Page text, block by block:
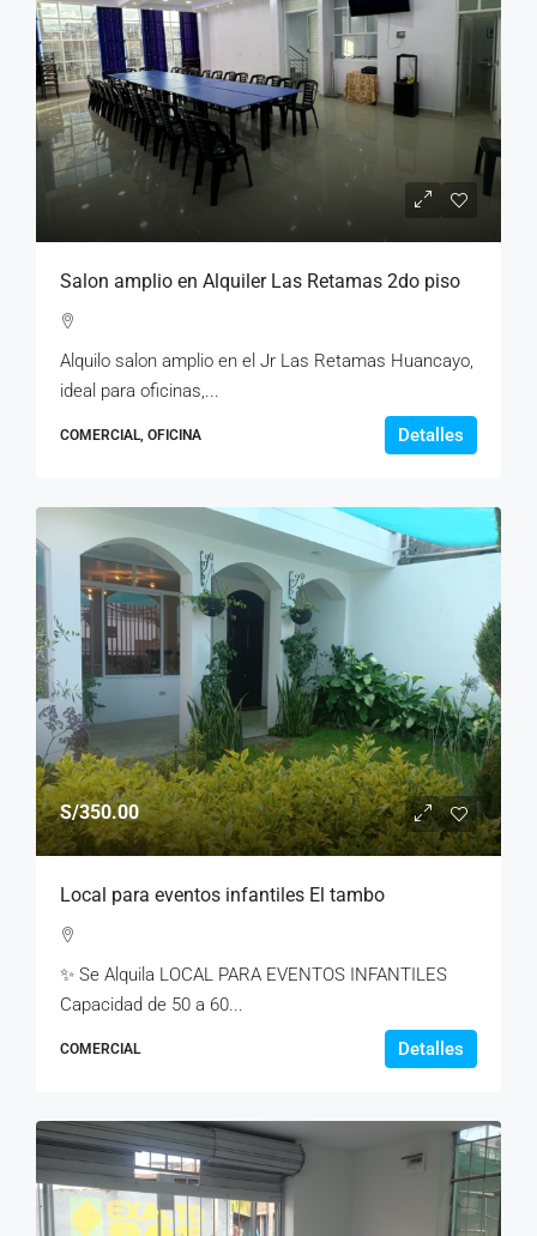
Salon amplio en Alquiler Las Retamas 2do piso
Alquilo salon amplio en el Jr Las Retamas Huancayo,
ideal para oficinas,...
COMERCIAL, OFICINA Detalles
S/350.00
Local para eventos infantiles El tambo
✨ Se Alquila LOCAL PARA EVENTOS INFANTILES
Capacidad de 50 a 60...
COMERCIAL Detalles